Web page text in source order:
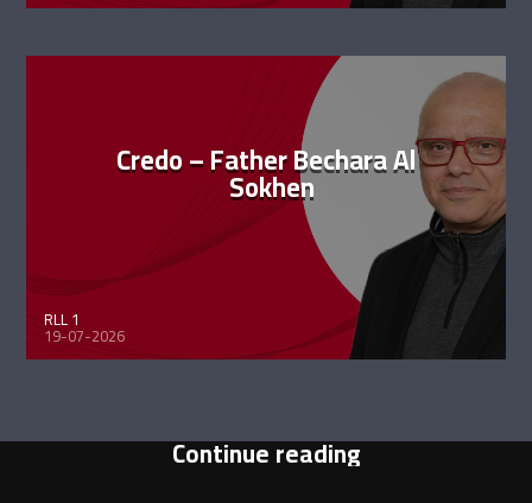
Credo – Father Bechara Al
Sokhen
RLL 1
19-07-2026
Continue reading